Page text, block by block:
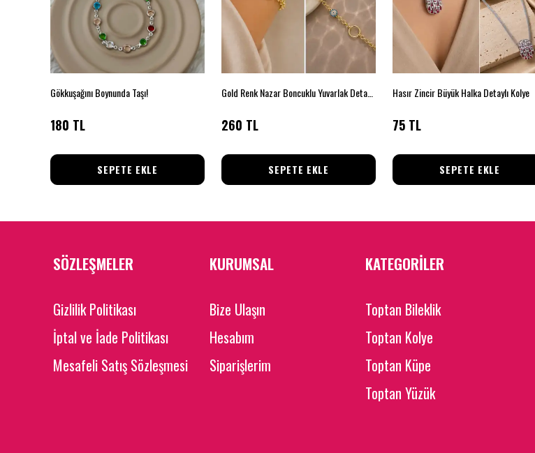
Gökkuşağını Boynunda Taşı!
180 TL
SEPETE EKLE
260 TL
SEPETE EKLE
Hasır Zincir Büyük Halka Detaylı Kolye
75 TL
SEPETE EKLE
SÖZLEŞMELER
Gizlilik Politikası
İptal ve İade Politikası
Mesafeli Satış Sözleşmesi
KURUMSAL
Bize Ulaşın
Hesabım
Siparişlerim
KATEGORİLER
Toptan Bileklik
Toptan Kolye
Toptan Küpe
Toptan Yüzük